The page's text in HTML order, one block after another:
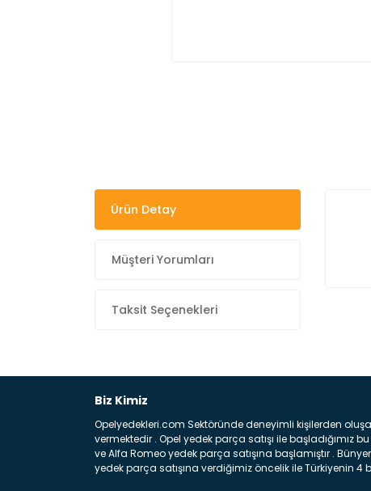
Ürün Detay
Müşteri Yorumları
Taksit Seçenekleri
Biz Kimiz
Opelyedekleri.com Sektöründe deneyimli kişilerden
vermektedir . Opel yedek parça satışı ile
ve Alfa Romeo yedek parça satışına başlamıştır .
yedek parça satışına verdiğimiz öncelik ile Türkiyenin 4